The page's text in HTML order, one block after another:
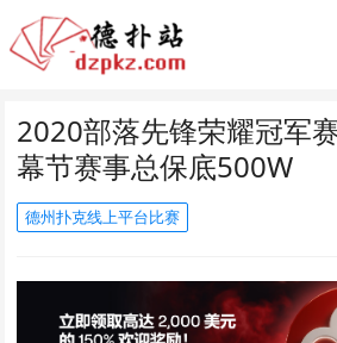
2020部落先锋荣耀冠军
幕节赛事总保底500W
德州扑克线上平台比赛